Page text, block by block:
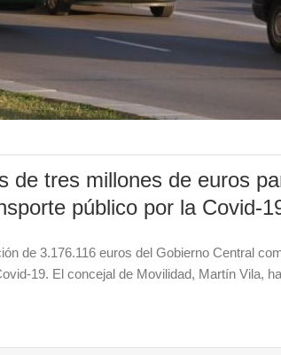
de tres millones de euros
público por la Covid-
de 3.176.116 euros del Gobierno Central
19. El concejal de Movilidad, Martín Vila,